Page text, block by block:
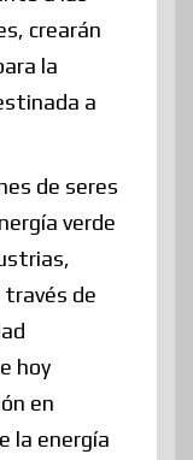
crearán
la
a
de seres
verde
través de
hoy
en
la energía